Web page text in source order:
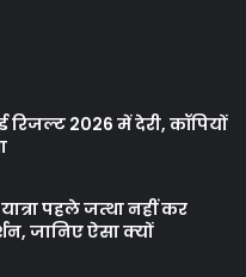
रिजल्ट 2026 में देरी, कॉपियों
पहले जत्था नहीं कर
जानिए ऐसा क्यों